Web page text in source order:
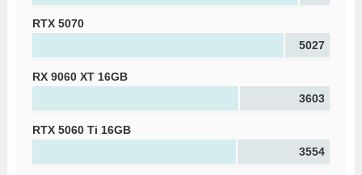
RTX 5070
5027
RX 9060 XT 16GB
3603
RTX 5060 Ti 16GB
3554